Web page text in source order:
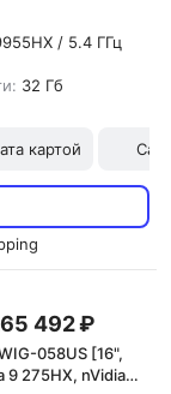
/ 5.4 ГГц
32 Гб
картой
492 ₽
058US [16",
9 275HX, nVidia